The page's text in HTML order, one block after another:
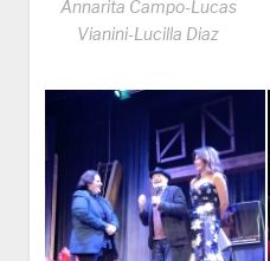
Annarita Campo-Lucas
Vianini-Lucilla Diaz